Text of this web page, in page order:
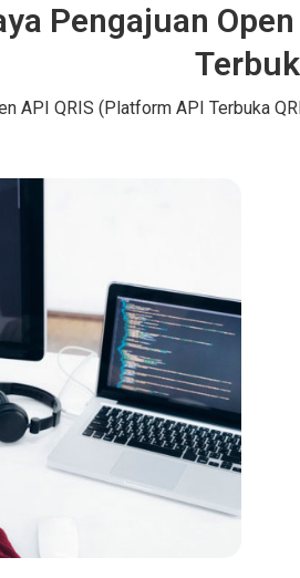
Pengajuan
API QRIS (Platform API Terbuka